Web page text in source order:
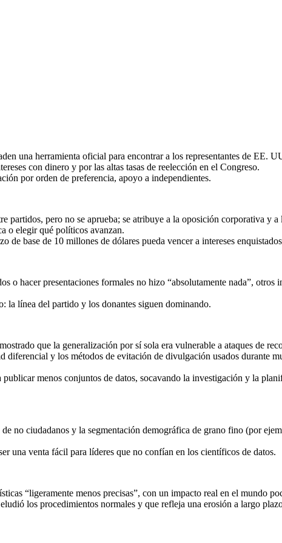
una herramienta oficial para encontrar a los representantes de EE.
con dinero y por las altas tasas de reelección en el Congreso.
por orden de preferencia, apoyo a independientes.
pero no se aprueba; se atribuye a la oposición corporativa y a
o elegir qué políticos avanzan.
base de 10 millones de dólares pueda vencer a intereses
hacer presentaciones formales no hizo “absolutamente nada”, otros
la línea del partido y los donantes siguen dominando.
que la generalización por sí sola era vulnerable a ataques de
y los métodos de evitación de divulgación usados durante
menos conjuntos de datos, socavando la investigación y la
no ciudadanos y la segmentación demográfica de grano fino (por
una venta fácil para líderes que no confían en los científicos de datos.
“ligeramente menos precisas”, con un impacto real en el mundo
los procedimientos normales y que refleja una erosión a largo